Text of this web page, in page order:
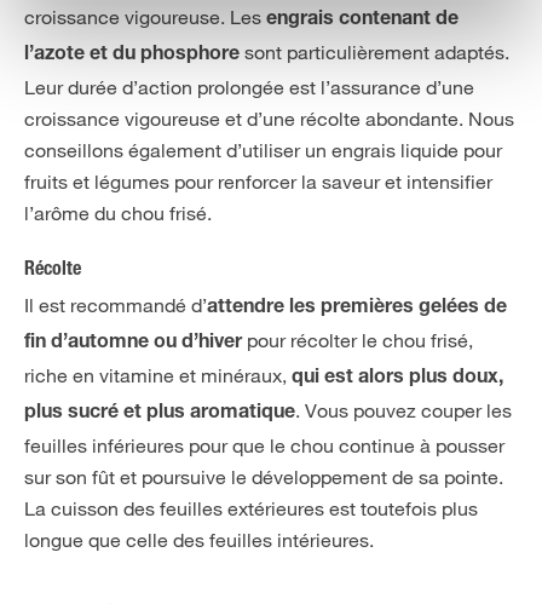
croissance vigoureuse. Les engrais contenant de
l’azote et du phosphore sont particulièrement adaptés.
Leur durée d’action prolongée est l’assurance d’une
croissance vigoureuse et d’une récolte abondante. Nous
conseillons également d’utiliser un engrais liquide pour
fruits et légumes pour renforcer la saveur et intensifier
l’arôme du chou frisé.
Récolte
Il est recommandé d’attendre les premières gelées de
fin d’automne ou d’hiver pour récolter le chou frisé,
riche en vitamine et minéraux, qui est alors plus doux,
plus sucré et plus aromatique. Vous pouvez couper les
feuilles inférieures pour que le chou continue à pousser
sur son fût et poursuive le développement de sa pointe.
La cuisson des feuilles extérieures est toutefois plus
longue que celle des feuilles intérieures.